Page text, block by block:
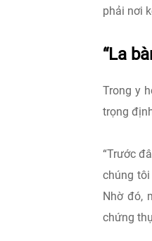
phải nơi
“La
Trong y
trọng
“Trước
chúng
Nhờ đó,
chứng